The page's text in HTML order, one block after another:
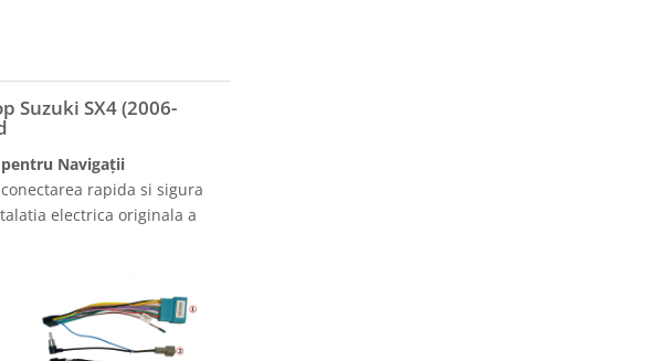
Suzuki SX4 (2006-
pentru Navigații
rapida si sigura
electrica originala a